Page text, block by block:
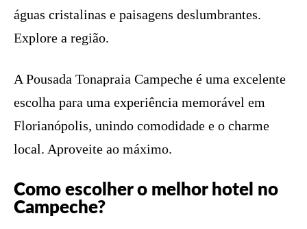
águas cristalinas e paisagens deslumbrantes.
Explore a região.
A Pousada Tonapraia Campeche é uma excelente
escolha para uma experiência memorável em
Florianópolis, unindo comodidade e o charme
local. Aproveite ao máximo.
Como escolher o melhor hotel no
Campeche?